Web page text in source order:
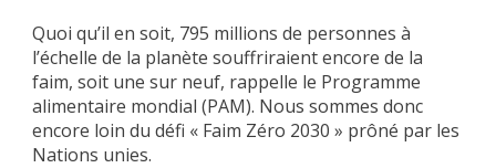
Quoi qu’il en soit, 795 millions de personnes à
l’échelle de la planète souffriraient encore de la
faim, soit une sur neuf, rappelle le Programme
alimentaire mondial (PAM). Nous sommes donc
encore loin du défi « Faim Zéro 2030 » prôné par les
Nations unies.